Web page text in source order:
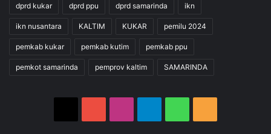
dprd kukar dprd ppu dprd samarinda ikn
ikn nusantara KALTIM KUKAR pemilu 2024
pemkab kukar pemkab kutim pemkab ppu
pemkot samarinda pemprov kaltim SAMARINDA